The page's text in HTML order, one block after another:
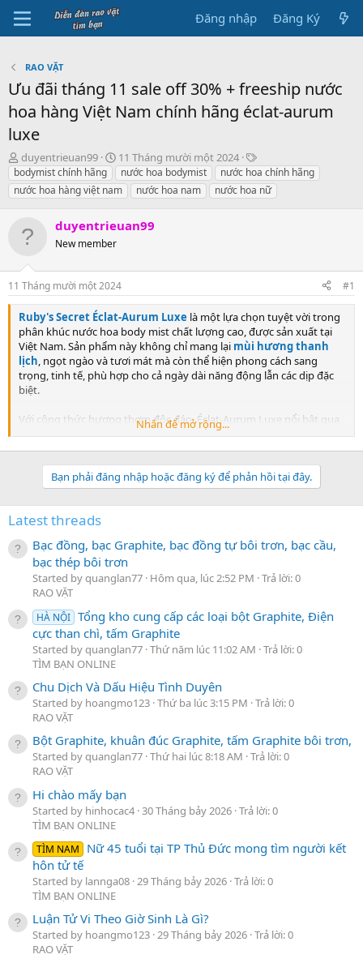
Đăng nhập Đăng Ký
RAO VẶT
Ưu đãi tháng 11 sale off 30% + freeship nước
hoa hàng Việt Nam chính hãng éclat-aurum
luxe
B
ắ
t
đ
u
duyentrieuan99
N
g
à
y
ắ
ầ
u
11 Tháng mười một 2024
T
h
ẻ
bodymist chính hãng nước hoa bodymist
nước hoa chính hãng
nước hoa hàng việt nam
nước hoa nam nước hoa nữ
duyentrieuan99
New member
11 Tháng mười một 2024 #1
Ruby's Secret Éclat-Aurum Luxe là một lựa chọn tuyệt vời trong
phân khúc nước hoa body mist chất lượng cao, được sản xuất tại
Việt Nam. Sản phẩm này không chỉ mang lại mùi hương thanh
lịch , ngọt ngào và tươi mát mà còn thể hiện phong cách sang
trọng, tinh tế, phù hợp cho cả ngày dài năng động lẫn các dịp đặc
biệt.
Với công thức hương thơm độc đáo, Éclat-Aurum Luxe nổi bật qua
ba tầng hương cân bằng. Hương đầu ngọt ngào và tươi mới với trái
cây mọng nước; hương giữa quyến rũ với hoa nhài và lan Nam Phi;
và hương cuối ấm áp, sâu lắng của gỗ tuyết tùng và xạ hương,
mang lại sự bền lâu và cảm giác sang trọng.
Thiết kế chai nhỏ gọn và hiện đại của Éclat-Aurum Luxe cũng là một
điểm nhấn, giúp dễ dàng mang theo bên mình để luôn tự tin tỏa
những ai yêu thích nước hoa body mist chất lượng, mang đậm
phong cách Việt.
ĐẶC BIỆT KHUYẾN MÃI TRONG THÁNG 11 NÀY GIẢM ĐẾN 30% +
FREESHIP TOÀN QUỐC NHANH TAY LIÊN HỆ NGAY ZALO0979
473 466NGAY HÔM NAY
https://shopee.vn/Nước-hoa-body-mist-Ruby's-Secret-Éclat-Aurum-
Luxe-i.585388193.24987630099?sp_atk=a8f12f12-106d-450c-a855-
dd14099599aa
Nhấn để mở rộng...
Bạn phải đăng nhập hoặc đăng ký để phản hồi tại đây.
Latest threads
Bạc đồng, bạc Graphite, bạc đồng tự bôi trơn, bạc cầu,
bạc thép bôi trơn
Started by quanglan77 Hôm qua, lúc 2:52 PM Trả lời: 0
RAO VẶT
HÀ NỘI Tổng kho cung cấp các loại bột Graphite, Điện
cực than chì, tấm Graphite
Started by quanglan77 Thứ năm lúc 11:02 AM Trả lời: 0
TÌM BẠN ONLINE
Chu Dịch Và Dấu Hiệu Tình Duyên
Started by hoangmo123 Thứ ba lúc 3:15 PM Trả lời: 0
RAO VẶT
Bột Graphite, khuân đúc Graphite, tấm Graphite bôi trơn,
Started by quanglan77 Thứ hai lúc 8:18 AM Trả lời: 0
RAO VẶT
Hi chào mấy bạn
Started by hinhocac4 30 Tháng bảy 2026 Trả lời: 0
TÌM BẠN ONLINE
TÌM NAM
Nữ 45 tuổi tại TP Thủ Đức mong tìm người kết
hôn tử tế
Started by lannga08 29 Tháng bảy 2026 Trả lời: 0
TÌM BẠN ONLINE
Luận Tử Vi Theo Giờ Sinh Là Gì?
Started by hoangmo123 29 Tháng bảy 2026 Trả lời: 0
RAO VẶT